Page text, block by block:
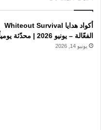
أكواد هدايا Whiteout Survival
الفعّالة – يونيو 2026 | محدّثة يومياً
يونيو 14, 2026